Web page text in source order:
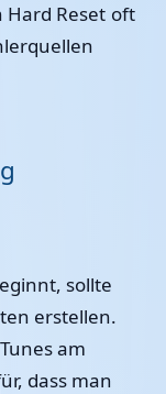
Hard Reset oft
sollte
erstellen.
am
dass man